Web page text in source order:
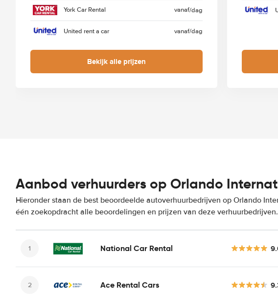
York Car Rental vanaf/dag
United rent a car vanaf/dag
Bekijk alle prijzen
Aanbod verhuurders op Orlando
Hieronder staan de best beoordeelde autoverhuurbedrijven op Orlando
één zoekopdracht alle beoordelingen en prijzen van deze verhuurbedrijven.
National Car Rental
Ace Rental Cars